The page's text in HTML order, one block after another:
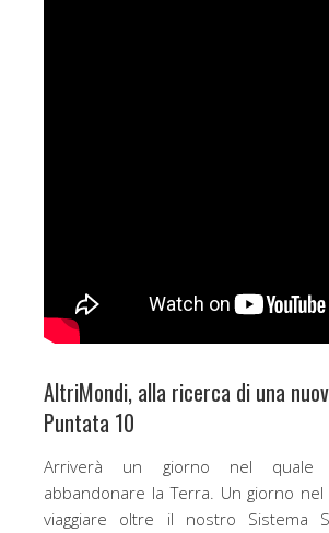
AltriMondi, alla ricerca di una
Puntata 10
Arriverà un giorno nel quale
abbandonare la Terra. Un giorno
viaggiare oltre il nostro Sistema